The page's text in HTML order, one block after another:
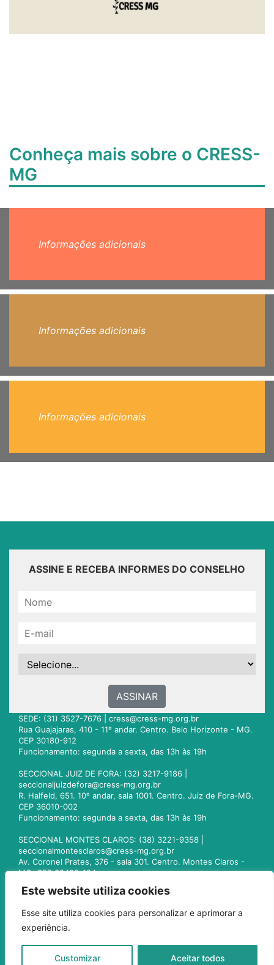
Este website utiliza cookies
Esse site utiliza cookies para personalizar e aprimorar a
experiência.
Customizar Aceitar todos
Conheça mais sobre o CRESS-
MG
Informações adicionais
Informações adicionais
Informações adicionais
ASSINE E RECEBA INFORMES DO CONSELHO
ASSINAR
SEDE: (31) 3527-7676 | cress@cress-mg.org.br
Rua Guajajaras, 410 - 11º andar. Centro. Belo Horizonte - MG.
CEP 30180-912
Funcionamento: segunda a sexta, das 13h às 19h
SECCIONAL JUIZ DE FORA: (32) 3217-9186 |
seccionaljuizdefora@cress-mg.org.br
R. Halfeld, 651. 10º andar, sala 1001. Centro. Juiz de Fora-MG.
CEP 36010-002
Funcionamento: segunda a sexta, das 13h às 19h
SECCIONAL MONTES CLAROS: (38) 3221-9358 |
seccionalmontesclaros@cress-mg.org.br
Av. Coronel Prates, 376 - sala 301. Centro. Montes Claros -
MG. CEP 39400-104
seccionaluberlandia@cress-mg.org.br
Av. Afonso Pena, 547 - sala 101. Uberlândia - MG. CEP